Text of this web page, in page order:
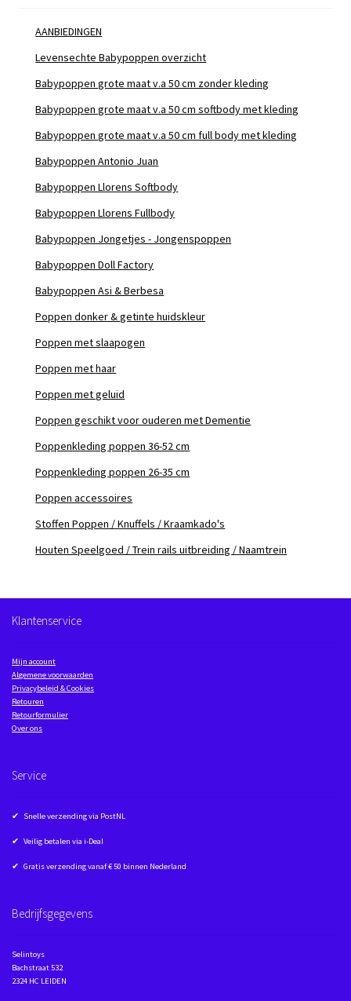
AANBIEDINGEN
Levensechte Babypoppen overzicht
Babypoppen grote maat v.a 50 cm zonder kleding
Babypoppen grote maat v.a 50 cm softbody met kleding
Babypoppen grote maat v.a 50 cm full body met kleding
Babypoppen Antonio Juan
Babypoppen Llorens Softbody
Babypoppen Llorens Fullbody
Babypoppen Jongetjes - Jongenspoppen
Babypoppen Doll Factory
Babypoppen Asi & Berbesa
Poppen donker & getinte huidskleur
Poppen met slaapogen
Poppen met haar
Poppen met geluid
Poppen geschikt voor ouderen met Dementie
Poppenkleding poppen 36-52 cm
Poppenkleding poppen 26-35 cm
Poppen accessoires
Stoffen Poppen / Knuffels / Kraamkado's
Houten Speelgoed / Trein rails uitbreiding / Naamtrein
Klantenservice
Mijn account
Algemene voorwaarden
Privacybeleid & Cookies
Retouren
Retourformulier
Over ons
Service
✔ Snelle verzending via PostNL
✔ Veilig betalen via i-Deal
✔ Gratis verzending vanaf € 50 binnen Nederland
Bedrijfsgegevens
Selintoys
Bachstraat 532
2324 HC LEIDEN